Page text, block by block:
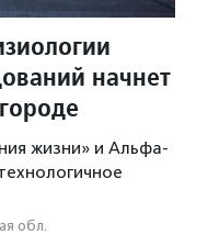
начнет
жизни» и Альфа-
обл.